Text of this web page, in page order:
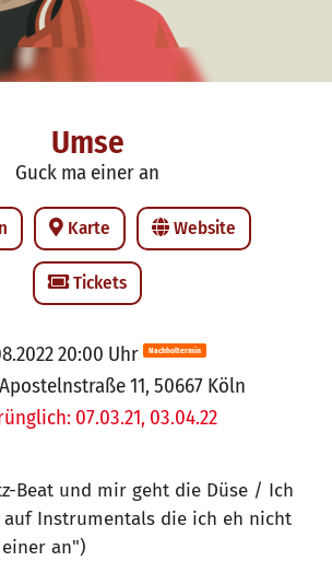
Umse
Guck ma einer an
Karte Website
Tickets
20:00 Uhr Nachholtermin
Apostelnstraße 11, 50667 Köln
07.03.21, 03.04.22
Beat und mir geht die Düse / Ich
Instrumentals die ich eh nicht
an")